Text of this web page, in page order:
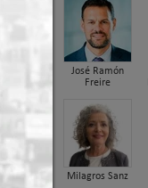
José Ramón
Freire
Milagros Sanz